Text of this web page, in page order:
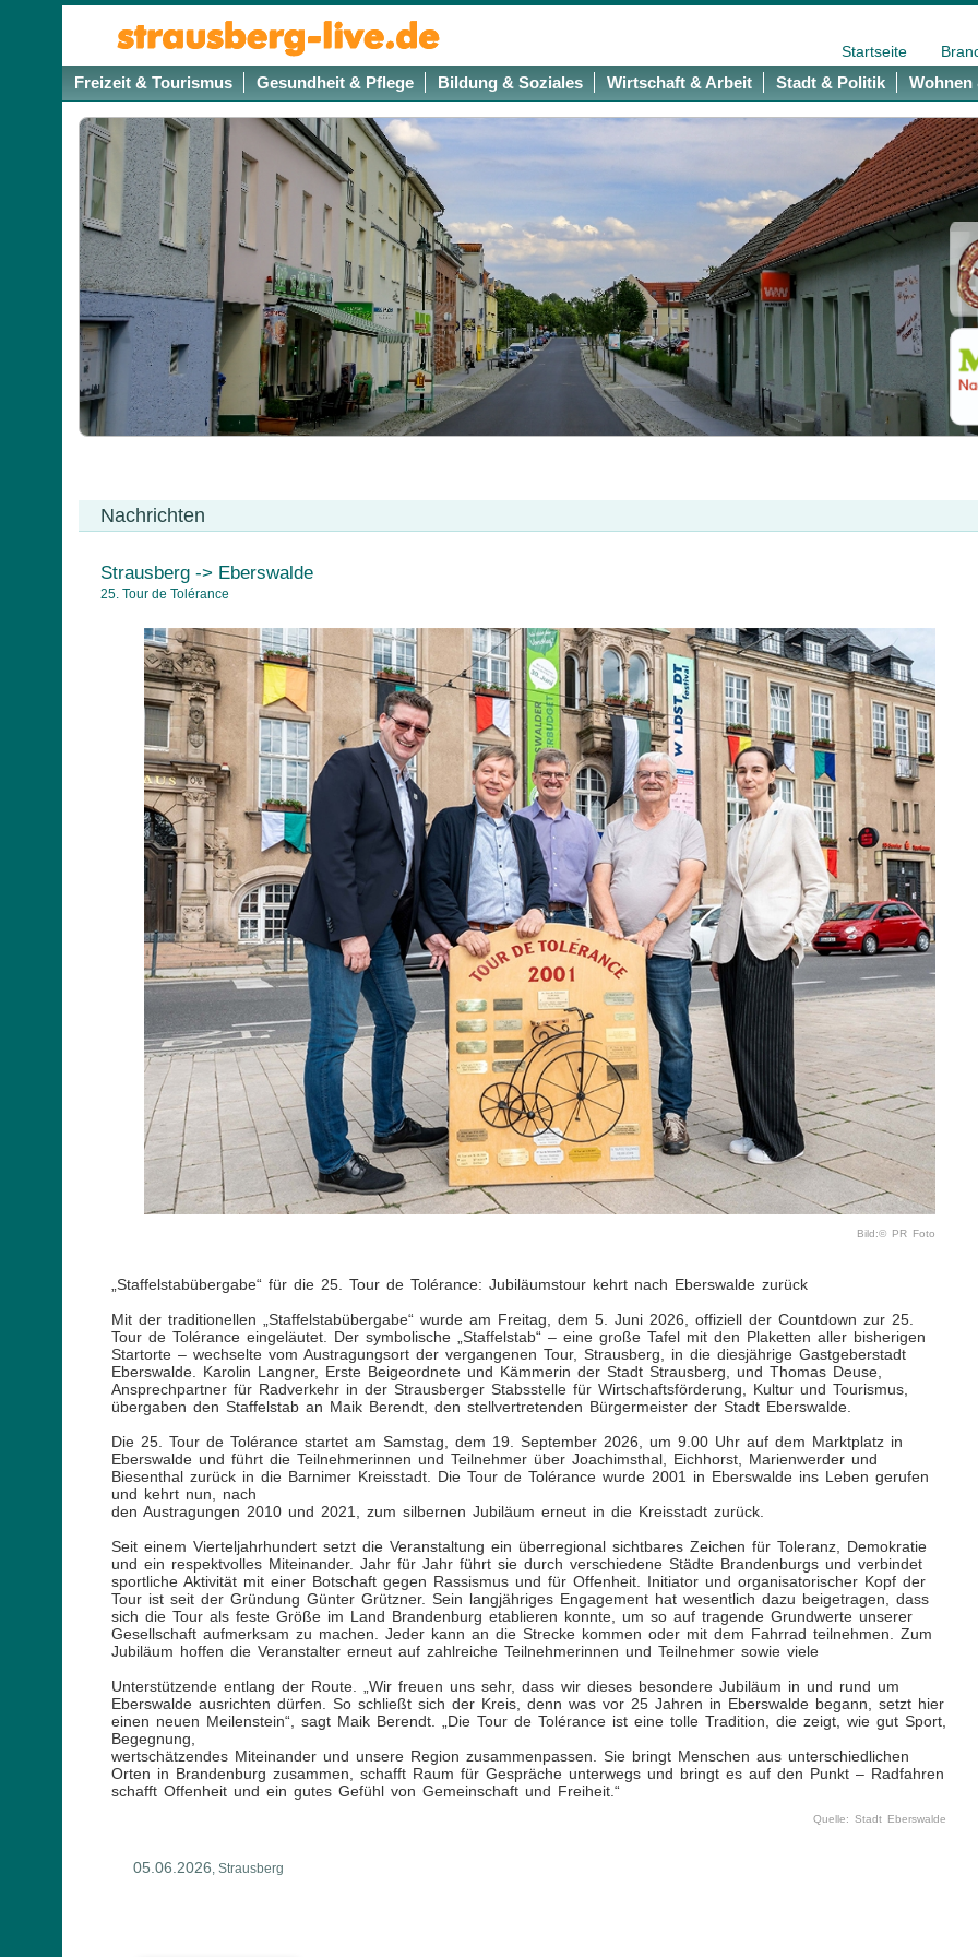
Startseite
Freizeit & Tourismus Gesundheit & Pflege Bildung & Soziales Wirtschaft & Arbeit Stadt & Politik Wohnen
Nachrichten
Strausberg -> Eberswalde
25. Tour de Tolérance
Bild:© PR Foto
„Staffelstabübergabe“ für die 25. Tour de Tolérance: Jubiläumstour kehrt nach Eberswalde zurück
Mit der traditionellen „Staffelstabübergabe“ wurde am Freitag, dem 5. Juni 2026, offiziell der Countdown zur 25.
Tour de Tolérance eingeläutet. Der symbolische „Staffelstab“ – eine große Tafel mit den Plaketten aller bisherigen
Startorte – wechselte vom Austragungsort der vergangenen Tour, Strausberg, in die diesjährige Gastgeberstadt
Eberswalde. Karolin Langner, Erste Beigeordnete und Kämmerin der Stadt Strausberg, und Thomas Deuse,
Ansprechpartner für Radverkehr in der Strausberger Stabsstelle für Wirtschaftsförderung, Kultur und Tourismus,
übergaben den Staffelstab an Maik Berendt, den stellvertretenden Bürgermeister der Stadt Eberswalde.
Die 25. Tour de Tolérance startet am Samstag, dem 19. September 2026, um 9.00 Uhr auf dem Marktplatz in
Eberswalde und führt die Teilnehmerinnen und Teilnehmer über Joachimsthal, Eichhorst, Marienwerder und
Biesenthal zurück in die Barnimer Kreisstadt. Die Tour de Tolérance wurde 2001 in Eberswalde ins Leben gerufen
und kehrt nun, nach
den Austragungen 2010 und 2021, zum silbernen Jubiläum erneut in die Kreisstadt zurück.
Seit einem Vierteljahrhundert setzt die Veranstaltung ein überregional sichtbares Zeichen für Toleranz, Demokratie
und ein respektvolles Miteinander. Jahr für Jahr führt sie durch verschiedene Städte Brandenburgs und verbindet
sportliche Aktivität mit einer Botschaft gegen Rassismus und für Offenheit. Initiator und organisatorischer Kopf der
Tour ist seit der Gründung Günter Grützner. Sein langjähriges Engagement hat wesentlich dazu beigetragen, dass
sich die Tour als feste Größe im Land Brandenburg etablieren konnte, um so auf tragende Grundwerte unserer
Gesellschaft aufmerksam zu machen. Jeder kann an die Strecke kommen oder mit dem Fahrrad teilnehmen. Zum
Jubiläum hoffen die Veranstalter erneut auf zahlreiche Teilnehmerinnen und Teilnehmer sowie viele
Unterstützende entlang der Route. „Wir freuen uns sehr, dass wir dieses besondere Jubiläum in und rund um
Eberswalde ausrichten dürfen. So schließt sich der Kreis, denn was vor 25 Jahren in Eberswalde begann, setzt hier
einen neuen Meilenstein“, sagt Maik Berendt. „Die Tour de Tolérance ist eine tolle Tradition, die zeigt, wie gut Sport,
Begegnung,
wertschätzendes Miteinander und unsere Region zusammenpassen. Sie bringt Menschen aus unterschiedlichen
Orten in Brandenburg zusammen, schafft Raum für Gespräche unterwegs und bringt es auf den Punkt – Radfahren
schafft Offenheit und ein gutes Gefühl von Gemeinschaft und Freiheit.“
Quelle: Stadt Eberswalde
05.06.2026 , Strausberg